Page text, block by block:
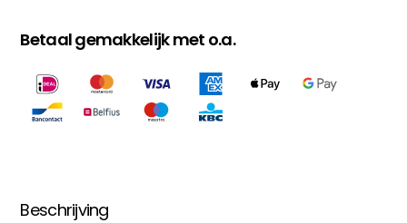
Betaal gemakkelijk met o.a.
Beschrijving